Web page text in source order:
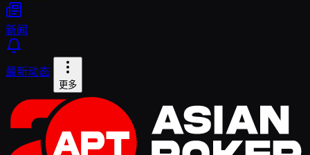
新闻
最新动态
更多